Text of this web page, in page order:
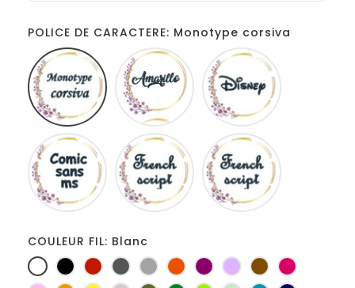
POLICE DE CARACTERE: Monotype corsiva
Monotype
corsiva
Amarillo
Comic
sans
ms
French
script
COULEUR FIL: Blanc
BlancNoir RougeGris
foncé
Gris
clair
OrangePruneLilasMarronFuchsia